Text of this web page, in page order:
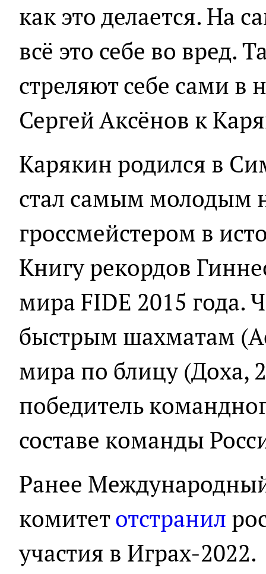
как это делается. На
всё это себе во вред.
стреляют себе сами в
Сергей Аксёнов к
Карякин родился в
стал самым молодым
гроссмейстером в
Книгу рекордов
мира FIDE 2015 года.
быстрым шахматам
мира по блицу (Доха,
победитель
составе команды
Ранее
комитетотстранил
участия в Играх-2022.